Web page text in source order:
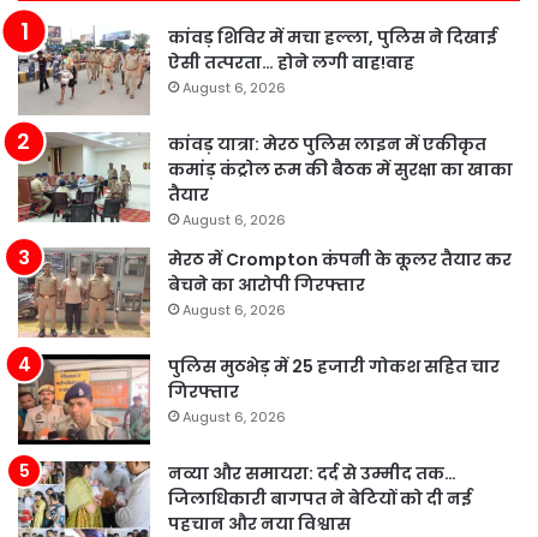
कांवड़ शिविर में मचा हल्ला, पुलिस ने दिखाई
ऐसी तत्परता… होने लगी वाह!वाह
August 6, 2026
कांवड़ यात्रा: मेरठ पुलिस लाइन में एकीकृत
कमांड़ कंट्रोल रूम की बैठक में सुरक्षा का खाका
तैयार
August 6, 2026
मेरठ में Crompton कंपनी के कूलर तैयार कर
बेचने का आरोपी गिरफ्तार
August 6, 2026
पुलिस मुठभेड़ में 25 हजारी गोकश सहित चार
गिरफ्तार
August 6, 2026
नव्या और समायरा: दर्द से उम्मीद तक…
जिलाधिकारी बागपत ने बेटियों को दी नई
पहचान और नया विश्वास